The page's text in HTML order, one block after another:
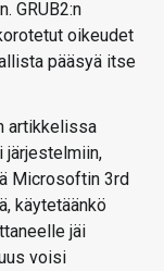
GRUB2:n
oikeudet
pääsyä itse
artikkelissa
järjestelmiin,
Microsoftin 3rd
käytetäänkö
jäi
voisi